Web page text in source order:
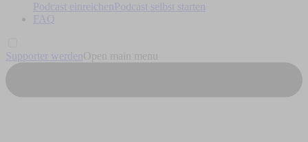
Podcast einreichen
Podcast selbst starten
FAQ
Supporter werden Open main menu